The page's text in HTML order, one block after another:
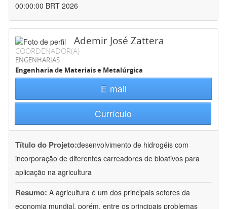
00:00:00 BRT 2026
Ademir José Zattera
COORDENADOR(A)
ENGENHARIAS
Engenharia de Materiais e Metalúrgica
E-mail
Currículo
Título do Projeto:desenvolvimento de hidrogéis com
incorporação de diferentes carreadores de bioativos para
aplicação na agricultura
Resumo: A agricultura é um dos principais setores da
economia mundial, porém, entre os principais problemas